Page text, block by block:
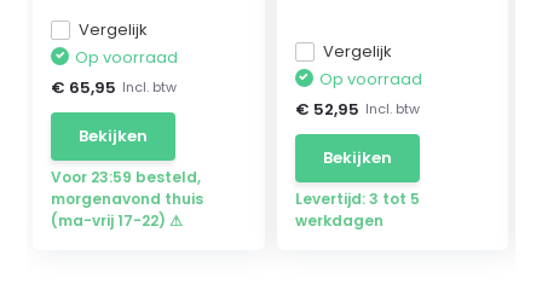
Vergelijk
Op voorraad
€ 65,95 Incl. btw
Bekijken
Voor 23:59 besteld,
morgenavond thuis
(ma-vrij 17-22) ⚠
Vergelijk
Op voorraad
€ 52,95 Incl. btw
Bekijken
Levertijd: 3 tot 5
werkdagen